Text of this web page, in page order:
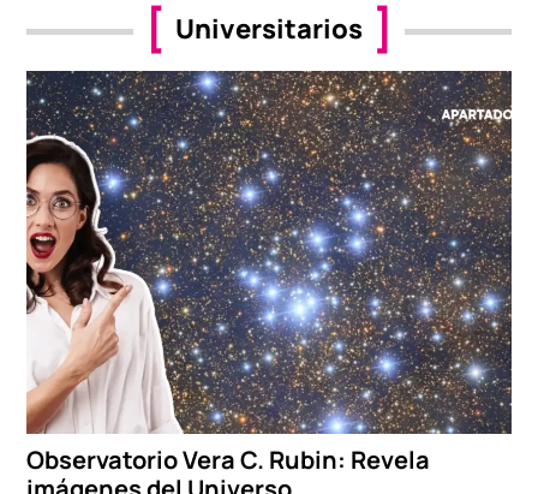
Universitarios
Observatorio Vera C. Rubin: Revela